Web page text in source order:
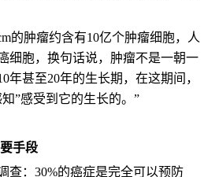
的肿瘤约含有10亿个肿瘤细胞，人
细胞，换句话说，肿瘤不是一朝一
年甚至20年的生长期，在这期间，
”感受到它的生长的。”
手段
查：30%的癌症是完全可以预防